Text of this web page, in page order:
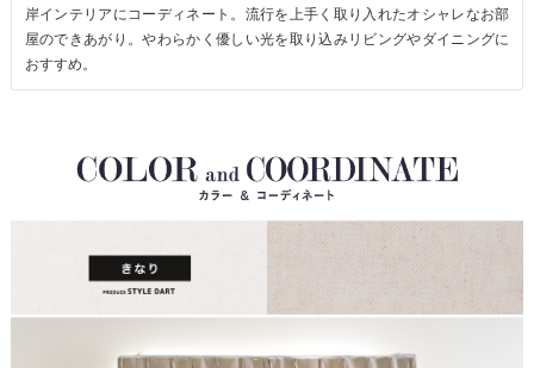
岸インテリアにコーディネート。流行を上手く取り入れたオシャレなお部
屋のできあがり。やわらかく優しい光を取り込みリビングやダイニングに
おすすめ。